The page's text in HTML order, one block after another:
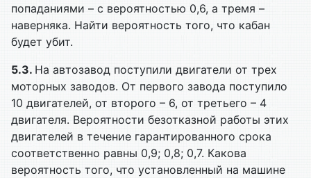
попаданиями – с вероятностью 0,6, а тремя –
наверняка. Найти вероятность того, что кабан
будет убит.
5.3. На автозавод поступили двигатели от трех
моторных заводов. От первого завода поступило
10 двигателей, от второго – 6, от третьего – 4
двигателя. Вероятности безотказной работы этих
двигателей в течение гарантированного срока
соответственно равны 0,9; 0,8; 0,7. Какова
вероятность того, что установленный на машине